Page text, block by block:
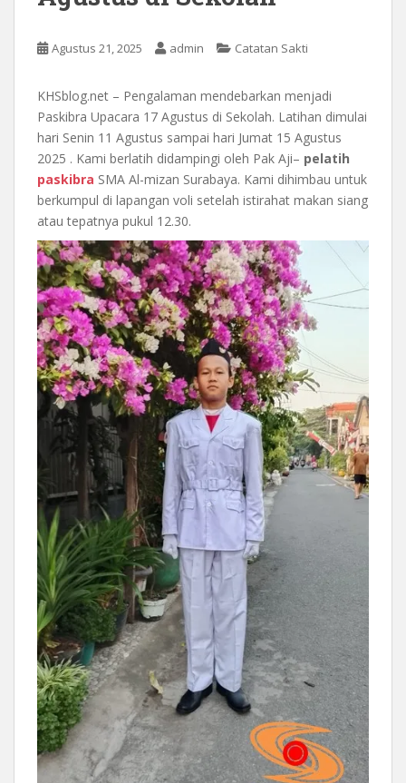
Agustus 21, 2025 admin Catatan Sakti
KHSblog.net – Pengalaman mendebarkan menjadi
Paskibra Upacara 17 Agustus di Sekolah. Latihan dimulai
hari Senin 11 Agustus sampai hari Jumat 15 Agustus
2025 . Kami berlatih didampingi oleh Pak Aji– pelatih
paskibra SMA Al-mizan Surabaya. Kami dihimbau untuk
berkumpul di lapangan voli setelah istirahat makan siang
atau tepatnya pukul 12.30.